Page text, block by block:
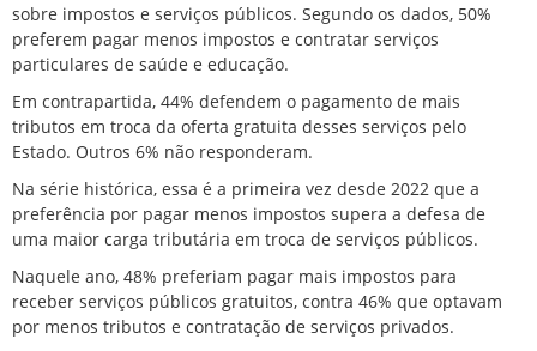
sobre impostos e serviços públicos. Segundo os dados, 50%
preferem pagar menos impostos e contratar serviços
particulares de saúde e educação.
Em contrapartida, 44% defendem o pagamento de mais
tributos em troca da oferta gratuita desses serviços pelo
Estado. Outros 6% não responderam.
Na série histórica, essa é a primeira vez desde 2022 que a
preferência por pagar menos impostos supera a defesa de
uma maior carga tributária em troca de serviços públicos.
Naquele ano, 48% preferiam pagar mais impostos para
receber serviços públicos gratuitos, contra 46% que optavam
por menos tributos e contratação de serviços privados.